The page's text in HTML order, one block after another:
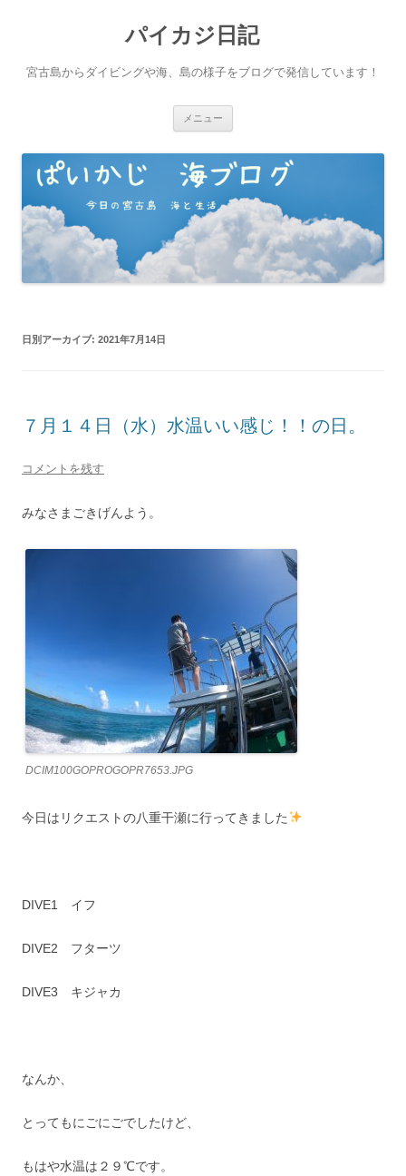
パイカジ日記
宮古島からダイビングや海、島の様子をブログで発信しています！
メニュー
ツ
へ
ス
キ
ッ
プ
日別アーカイブ: 2021年7月14日
７月１４日（水）水温いい感じ！！の日。
コメントを残す
みなさまごきげんよう。
DCIM100GOPROGOPR7653.JPG
今日はリクエストの八重干瀬に行ってきました
DIVE1 イフ
DIVE2 フターツ
DIVE3 キジャカ
なんか、
とってもにごにごでしたけど、
もはや水温は２９℃です。